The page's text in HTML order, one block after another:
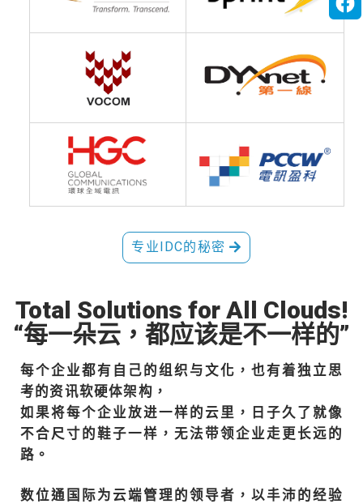
专业IDC的秘密
Total Solutions for All Clouds!
“每一朵云，都应该是不一样的”
每个企业都有自己的组织与文化，也有着独立思
考的资讯软硬体架构，
如果将每个企业放进一样的云里，日子久了就像
不合尺寸的鞋子一样，无法带领企业走更长远的
路。
数位通国际为云端管理的领导者，以丰沛的经验